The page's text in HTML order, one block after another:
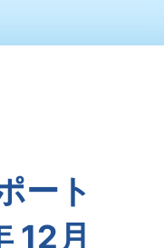
ート
12月